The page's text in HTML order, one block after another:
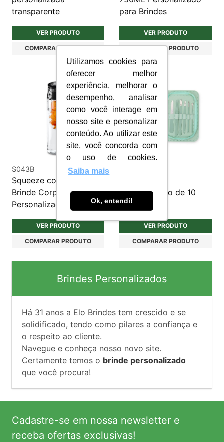
Utilizamos cookies para
oferecer melhor
experiência, melhorar o
desempenho, analisar
como você interage em
nosso site e personalizar
conteúdo. Ao utilizar este
site, você concorda com
o uso de cookies.
Saiba mais
Ok, entendi!
transparente
VER PRODUTO
COMPARAR PRODUTO
para Brindes
VER PRODUTO
COMPARAR PRODUTO
S043B
Squeeze com Infusor
Brinde Corporativo
Personalizado
VER PRODUTO
COMPARAR PRODUTO
personalizado de 10
peças
VER PRODUTO
COMPARAR PRODUTO
Brindes Personalizados
Há 31 anos a Elo Brindes tem crescido e se
solidificado, tendo como pilares a confiança e
o respeito ao cliente.
Navegue e conheça nosso novo site.
Certamente temos o brinde personalizado
que você procura!
Cadastre-se em nossa newsletter e
receba ofertas exclusivas!